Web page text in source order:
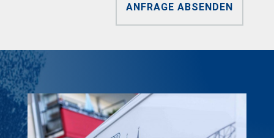
ANFRAGE ABSENDEN